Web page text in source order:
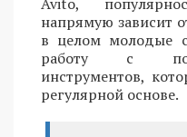
напрямую зависит
в целом молодые
работу с
инструментов,
регулярной основе.